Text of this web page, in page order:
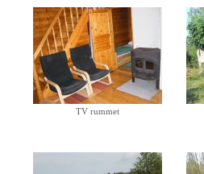
TV rummet